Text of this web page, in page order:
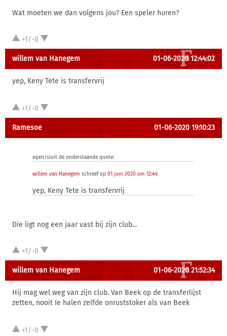
Wat moeten we dan volgens jou? Een speler huren?
+1/-0
willem van Hanegem 01-06-2020 12:44:02
yep, Keny Tete is transfervrij
+1/-0
Ramesoe 01-06-2020 19:10:23
open/sluit de onderstaande quote:
willem van Hanegem schreef op 01 juni 2020 om 12:44:
yep, Keny Tete is transfervrij
Die ligt nog een jaar vast bij zijn club...
+1/-0
willem van Hanegem 01-06-2020 21:52:34
Hij mag wel weg van zijn club. Van Beek op de transferlijst
zetten, nooit Ie halen zelfde onruststoker als van Beek
+1/-0